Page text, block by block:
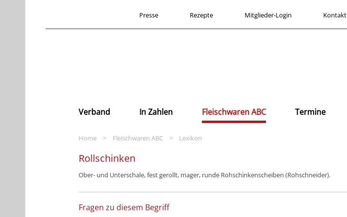
Kontakt
Mitglieder-Login
Rezepte
Presse
Verband In Zahlen Fleischwaren ABC Termine
Home > Fleischwaren ABC > Lexikon
Rollschinken
Ober- und Unterschale, fest gerollt, mager, runde Rohschinkenscheiben (Rohschneider).
Fragen zu diesem Begriff